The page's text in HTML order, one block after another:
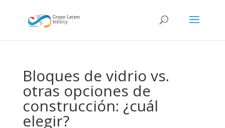
Bloques de vidrio vs.
otras opciones de
construcción: ¿cuál
elegir?